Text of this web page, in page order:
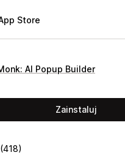
Store
AI Popup Builder
Zainstaluj
(418)